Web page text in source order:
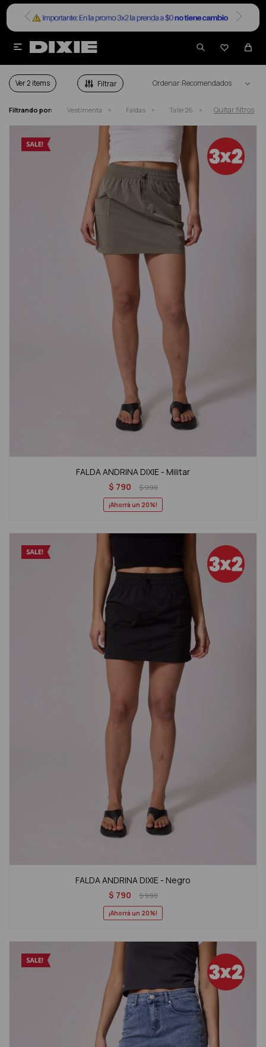


FALDAS EN SALE TALLE 26
Ver Recomendados
Filtrando por: Vestimenta Faldas Talle 26 Quitar filtros
FALDA ANDRINA DIXIE - Militar
$ 790 $990
20
FALDA ANDRINA DIXIE - Negro
$ 790 $990
20